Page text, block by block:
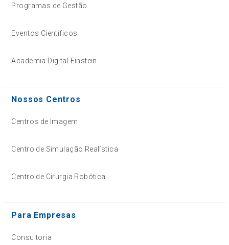
Programas de Gestão
Eventos Científicos
Academia Digital Einstein
Nossos Centros
Centros de Imagem
Centro de Simulação Realística
Centro de Cirurgia Robótica
Para Empresas
Consultoria